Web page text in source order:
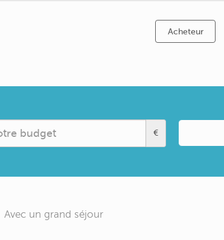
Acheteur
€
Avec un grand séjour